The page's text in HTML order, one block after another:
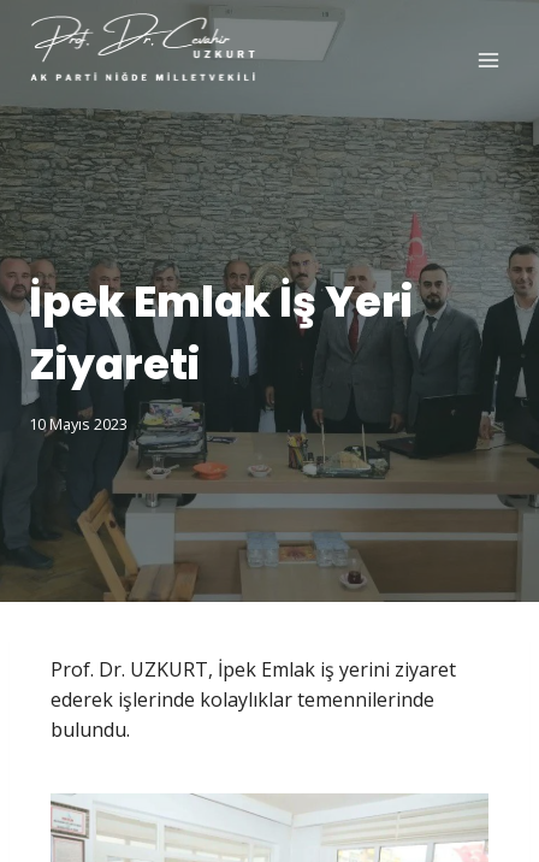
İpek Emlak İş Yeri
Ziyareti
10 Mayıs 2023
Prof. Dr. UZKURT, İpek Emlak iş yerini ziyaret
ederek işlerinde kolaylıklar temennilerinde
bulundu.